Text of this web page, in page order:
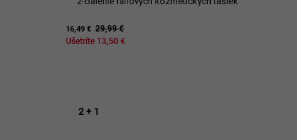
16,49 € 29,99 €
Ušetríte 13,50 €
2 + 1